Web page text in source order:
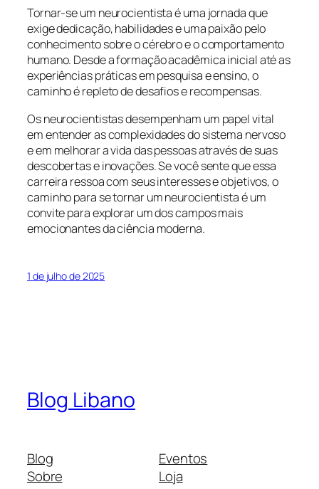
Tornar-se um neurocientista é uma jornada que
exige dedicação, habilidades e uma paixão pelo
conhecimento sobre o cérebro e o comportamento
humano. Desde a formação acadêmica inicial até as
experiências práticas em pesquisa e ensino, o
caminho é repleto de desafios e recompensas.
Os neurocientistas desempenham um papel vital
em entender as complexidades do sistema nervoso
e em melhorar a vida das pessoas através de suas
descobertas e inovações. Se você sente que essa
carreira ressoa com seus interesses e objetivos, o
caminho para se tornar um neurocientista é um
convite para explorar um dos campos mais
emocionantes da ciência moderna.
1 de julho de 2025
Blog Libano
Blog
Sobre
Eventos
Loja